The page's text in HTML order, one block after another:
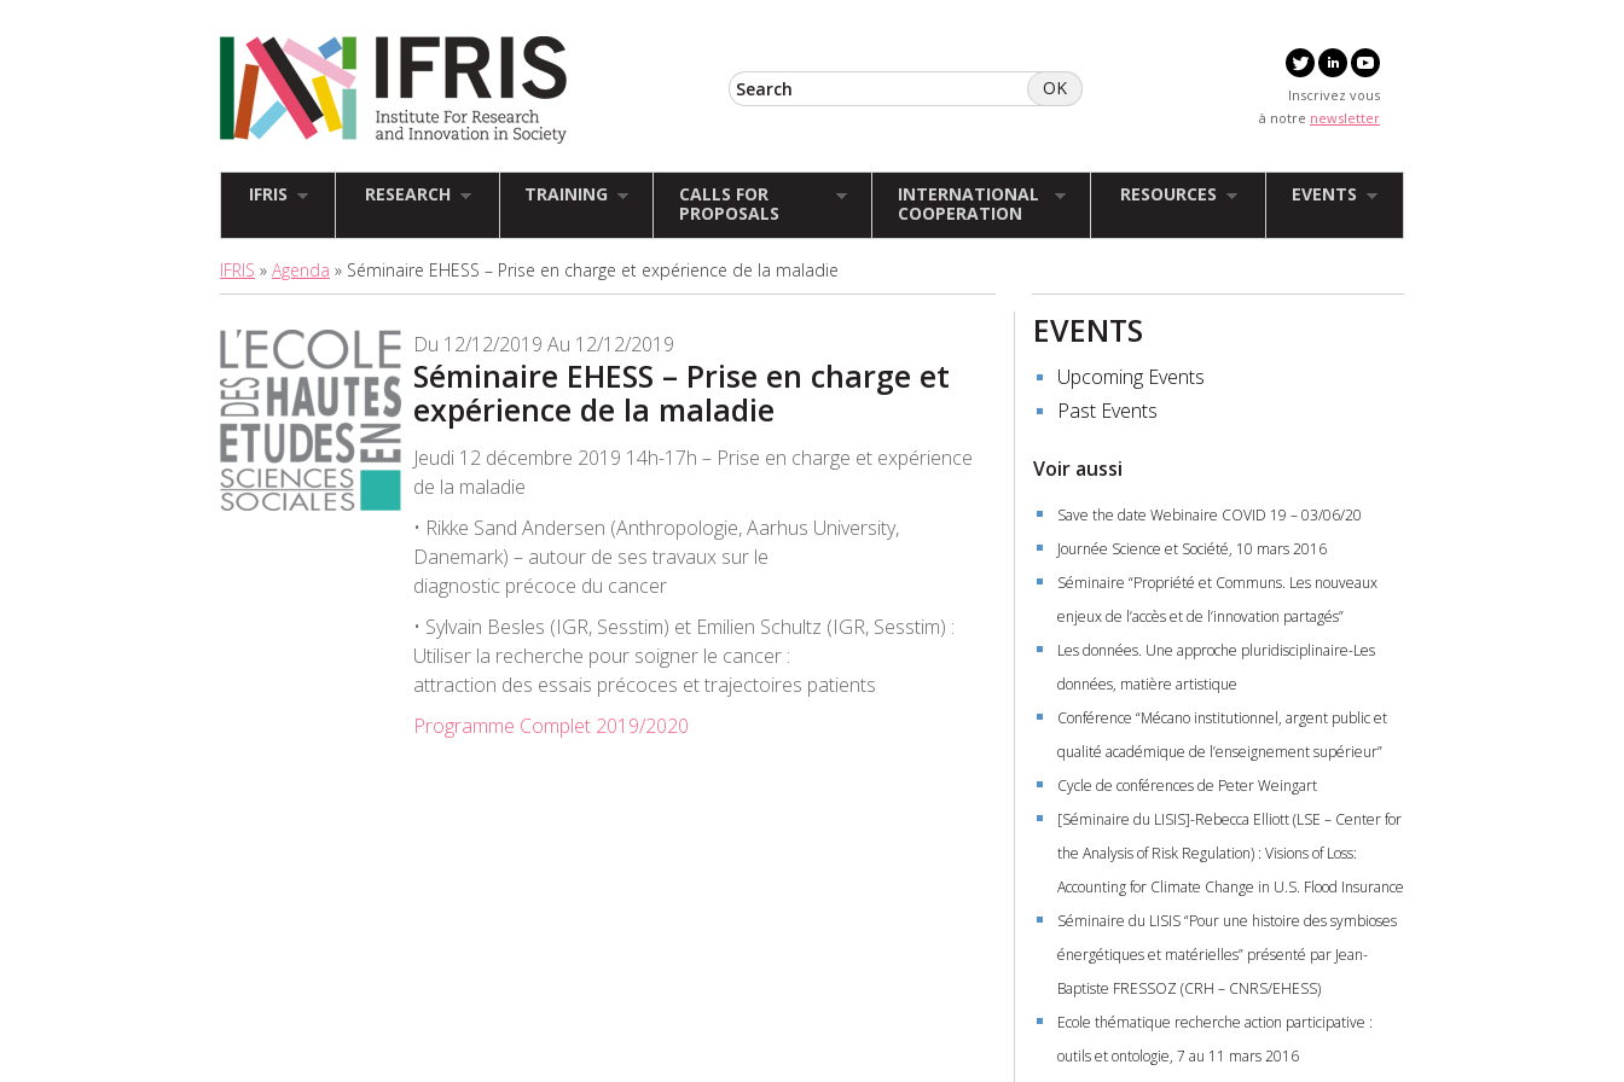
Inscrivez vous
à notre newsletter
IFRIS RESEARCH TRAINING
CALLS FOR
PROPOSALS
INTERNATIONAL
COOPERATION
RESOURCES EVENTS
IFRIS » Agenda » Séminaire EHESS – Prise en charge et expérience de la maladie
Du 12/12/2019 Au 12/12/2019
Séminaire EHESS – Prise en charge et
expérience de la maladie
Jeudi 12 décembre 2019 14h-17h – Prise en charge et expérience
de la maladie
• Rikke Sand Andersen (Anthropologie, Aarhus University,
Danemark) – autour de ses travaux sur le
diagnostic précoce du cancer
• Sylvain Besles (IGR, Sesstim) et Emilien Schultz (IGR, Sesstim) :
Utiliser la recherche pour soigner le cancer :
attraction des essais précoces et trajectoires patients
Programme Complet 2019/2020
EVENTS
Upcoming Events
Past Events
Voir aussi
Save the date Webinaire COVID 19 – 03/06/20
Journée Science et Société, 10 mars 2016
Séminaire “Propriété et Communs. Les nouveaux
enjeux de l’accès et de l’innovation partagés”
Les données. Une approche pluridisciplinaire-Les
données, matière artistique
Conférence “Mécano institutionnel, argent public et
qualité académique de l’enseignement supérieur”
Cycle de conférences de Peter Weingart
[Séminaire du LISIS]-Rebecca Elliott (LSE – Center for
the Analysis of Risk Regulation) : Visions of Loss:
Accounting for Climate Change in U.S. Flood Insurance
Séminaire du LISIS “Pour une histoire des symbioses
énergétiques et matérielles” présenté par Jean-
Baptiste FRESSOZ (CRH – CNRS/EHESS)
Ecole thématique recherche action participative :
outils et ontologie, 7 au 11 mars 2016